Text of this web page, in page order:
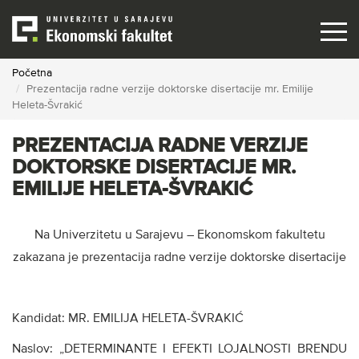
main
content
Početna
Prezentacija radne verzije doktorske disertacije mr. Emilije
Heleta-Švrakić
PREZENTACIJA RADNE VERZIJE
DOKTORSKE DISERTACIJE MR.
EMILIJE HELETA-ŠVRAKIĆ
Na Univerzitetu u Sarajevu – Ekonomskom fakultetu
zakazana je prezentacija radne verzije doktorske disertacije
Kandidat: MR. EMILIJA HELETA-ŠVRAKIĆ
Naslov: „DETERMINANTE I EFEKTI LOJALNOSTI BRENDU